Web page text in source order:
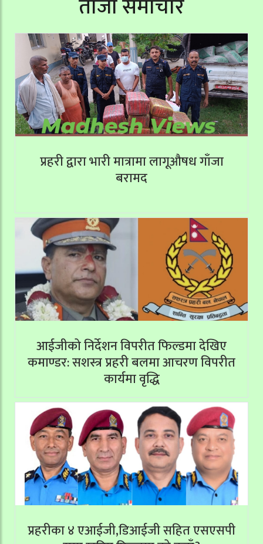
ताजा समाचार
प्रहरी द्वारा भारी मात्रामा लागूऔषध गाँजा
बरामद
आईजीको निर्देशन विपरीत फिल्डमा देखिए
कमाण्डर: सशस्त्र प्रहरी बलमा आचरण विपरीत
कार्यमा वृद्धि
प्रहरीका ४ एआईजी,डिआईजी सहित एसएसपी